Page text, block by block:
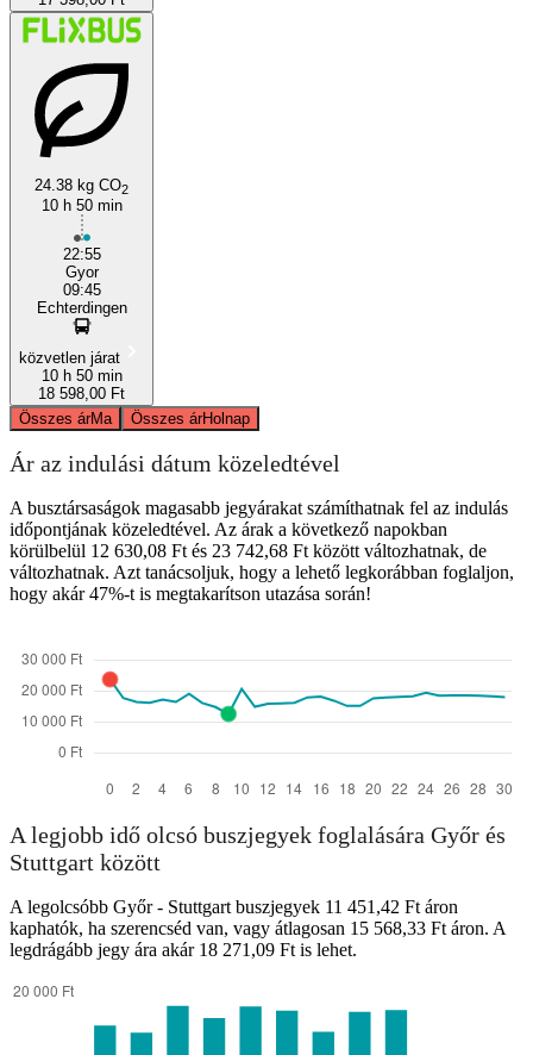
24.38 kg CO2
10 h 50 min
22:55
Gyor
09:45
Echterdingen
közvetlen járat
10 h 50 min
18 598,00 Ft
Összes árMa Összes árHolnap
Ár az indulási dátum közeledtével
A busztársaságok magasabb jegyárakat számíthatnak fel az indulás
időpontjának közeledtével. Az árak a következő napokban
körülbelül 12 630,08 Ft és 23 742,68 Ft között változhatnak, de
változhatnak. Azt tanácsoljuk, hogy a lehető legkorábban foglaljon,
hogy akár 47%-t is megtakarítson utazása során!
A legjobb idő olcsó buszjegyek foglalására Győr és
Stuttgart között
A legolcsóbb Győr - Stuttgart buszjegyek 11 451,42 Ft áron
kaphatók, ha szerencséd van, vagy átlagosan 15 568,33 Ft áron. A
legdrágább jegy ára akár 18 271,09 Ft is lehet.